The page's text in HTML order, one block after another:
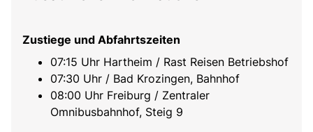
Zustiege und Abfahrtszeiten
07:15 Uhr Hartheim / Rast Reisen Betriebshof
07:30 Uhr / Bad Krozingen, Bahnhof
08:00 Uhr Freiburg / Zentraler
Omnibusbahnhof, Steig 9